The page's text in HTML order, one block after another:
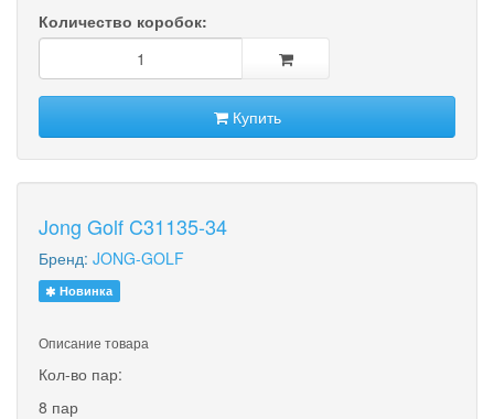
Количество коробок:
Купить
Jong Golf C31135-34
Бренд: JONG-GOLF
Новинка
Описание товара
Кол-во пар:
8 пар